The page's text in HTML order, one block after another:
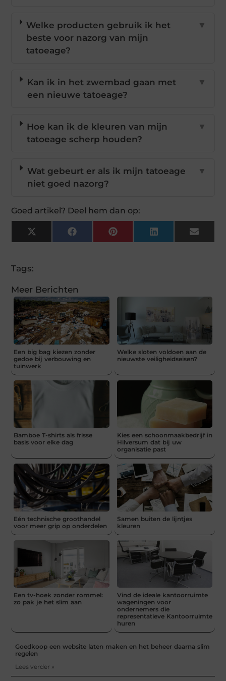
Welke producten gebruik ik het
beste voor nazorg van mijn
tatoeage?
▼
Kan ik in het zwembad gaan met
een nieuwe tatoeage?
▼
Hoe kan ik de kleuren van mijn
tatoeage scherp houden?
▼
Wat gebeurt er als ik mijn tatoeage
niet goed nazorg?
▼
Goed artikel? Deel hem dan op:
X
(Twitter)
FacebookPinterestLinkedInEmail
Tags:
Meer Berichten
Een big bag kiezen zonder
gedoe bij verbouwing en
tuinwerk
Welke sloten voldoen aan de
nieuwste veiligheidseisen?
Bamboe T-shirts als frisse
basis voor elke dag
Kies een schoonmaakbedrijf in
Hilversum dat bij uw
organisatie past
Eén technische groothandel
voor meer grip op onderdelen
Samen buiten de lijntjes
kleuren
Een tv-hoek zonder rommel:
zo pak je het slim aan
Vind de ideale kantoorruimte
wageningen voor
ondernemers die
representatieve Kantoorruimte
huren
Goedkoop een website laten maken en het beheer daarna slim
regelen
Lees verder »